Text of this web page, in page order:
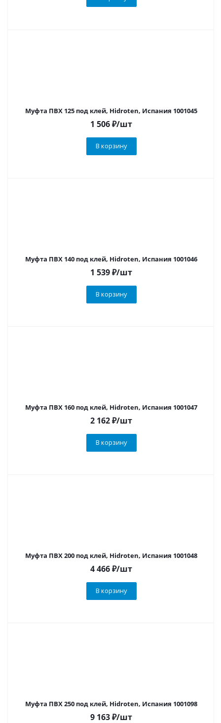
Муфта ПВХ 125 под клей, Hidroten, Испания 1001045
1 506₽/шт
В корзину
Муфта ПВХ 140 под клей, Hidroten, Испания 1001046
1 539₽/шт
В корзину
Муфта ПВХ 160 под клей, Hidroten, Испания 1001047
2 162₽/шт
В корзину
Муфта ПВХ 200 под клей, Hidroten, Испания 1001048
4 466₽/шт
В корзину
Муфта ПВХ 250 под клей, Hidroten, Испания 1001098
9 163₽/шт